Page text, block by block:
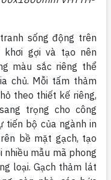
sống động trên
khơi gợi và tạo nên
màu sắc riêng thể
chủ. Mỗi tấm thảm
theo thiết kế riêng,
trọng cho công
tiến bộ của ngành in
bề mặt gạch, tạo
nhiều mẫu mã phong
loại. Gạch thảm lát